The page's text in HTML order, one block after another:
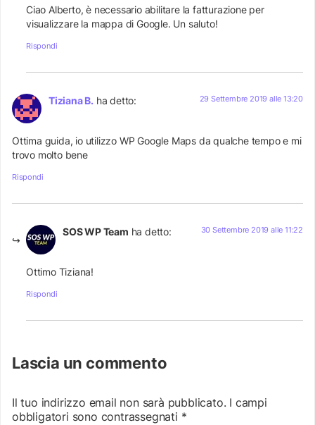
Ciao Alberto, è necessario abilitare la fatturazione per
visualizzare la mappa di Google. Un saluto!
Rispondi
Tiziana B. ha detto: 29 Settembre 2019 alle 13:20
Ottima guida, io utilizzo WP Google Maps da qualche tempo e mi
trovo molto bene
Rispondi
SOS WP Team ha detto: 30 Settembre 2019 alle 11:22
Ottimo Tiziana!
Rispondi
Lascia un commento
Il tuo indirizzo email non sarà pubblicato. I campi
obbligatori sono contrassegnati *